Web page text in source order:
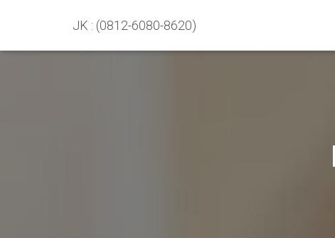
JK : (0812-6080-8620)